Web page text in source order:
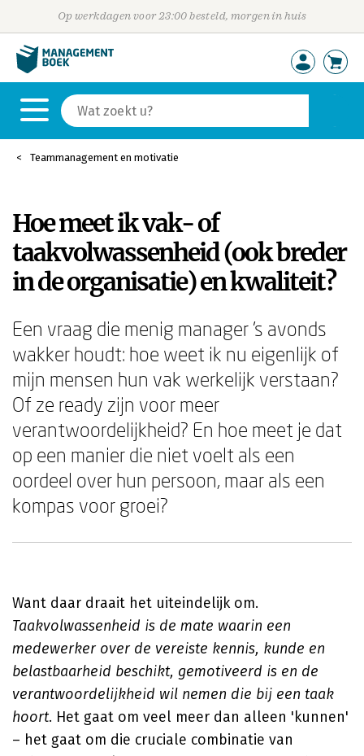
Op werkdagen voor 23:00 besteld, morgen in huis
Teammanagement en motivatie
Hoe meet ik vak- of
taakvolwassenheid (ook breder
in de organisatie) en kwaliteit?
Een vraag die menig manager 's avonds
wakker houdt: hoe weet ik nu eigenlijk of
mijn mensen hun vak werkelijk verstaan?
Of ze ready zijn voor meer
verantwoordelijkheid? En hoe meet je dat
op een manier die niet voelt als een
oordeel over hun persoon, maar als een
kompas voor groei?
Want daar draait het uiteindelijk om.
Taakvolwassenheid is de mate waarin een
medewerker over de vereiste kennis, kunde en
belastbaarheid beschikt, gemotiveerd is en de
verantwoordelijkheid wil nemen die bij een taak
hoort. Het gaat om veel meer dan alleen 'kunnen'
– het gaat om die cruciale combinatie van